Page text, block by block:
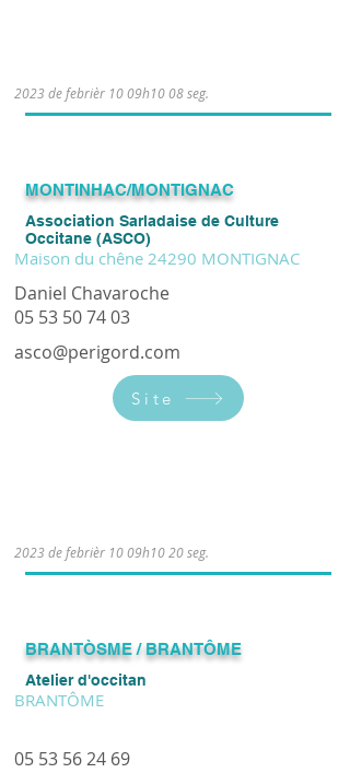
2023 de febrièr 10 09h10 08 seg.
​MONTINHAC/MONTIGNAC
Association Sarladaise de Culture
Occitane (ASCO)
Maison du chêne 24290 MONTIGNAC
Daniel Chavaroche
05 53 50 74 03
asco@perigord.com
Site
2023 de febrièr 10 09h10 20 seg.
​BRANTÒSME / BRANTÔME
Atelier d'occitan
BRANTÔME
05 53 56 24 69